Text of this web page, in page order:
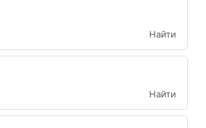
Найти
Найти